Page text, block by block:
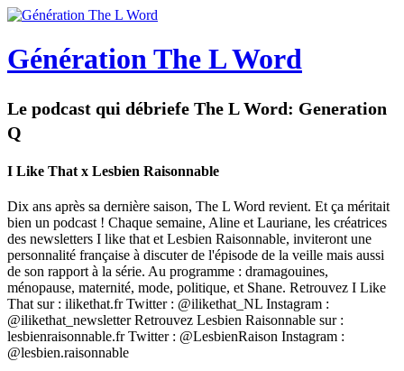
Génération The L Word
Le podcast qui débriefe The L Word: Generation
Q
I Like That x Lesbien Raisonnable
Dix ans après sa dernière saison, The L Word revient. Et ça méritait
bien un podcast ! Chaque semaine, Aline et Lauriane, les créatrices
des newsletters I like that et Lesbien Raisonnable, inviteront une
personnalité française à discuter de l'épisode de la veille mais aussi
de son rapport à la série. Au programme : dramagouines,
ménopause, maternité, mode, politique, et Shane. Retrouvez I Like
That sur : ilikethat.fr Twitter : @ilikethat_NL Instagram :
@ilikethat_newsletter Retrouvez Lesbien Raisonnable sur :
lesbienraisonnable.fr Twitter : @LesbienRaison Instagram :
@lesbien.raisonnable